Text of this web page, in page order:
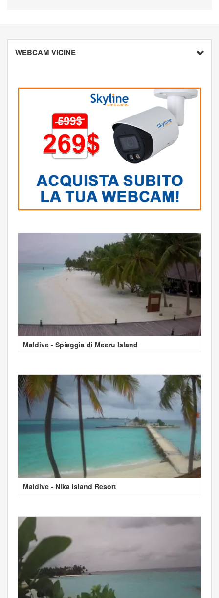
WEBCAM VICINE
Maldive - Spiaggia di Meeru Island
Maldive - Nika Island Resort